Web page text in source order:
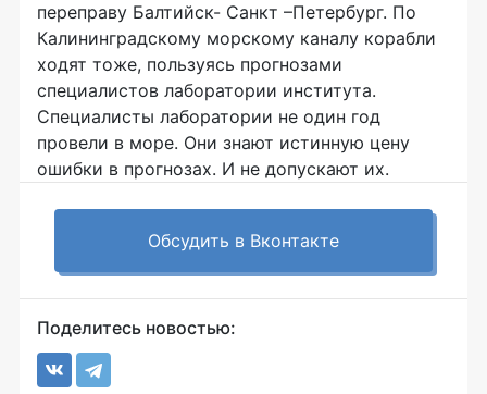
переправу Балтийск- Санкт –Петербург. По
Калининградскому морскому каналу корабли
ходят тоже, пользуясь прогнозами
специалистов лаборатории института.
Специалисты лаборатории не один год
провели в море. Они знают истинную цену
ошибки в прогнозах. И не допускают их.
Обсудить в Вконтакте
Поделитесь новостью: